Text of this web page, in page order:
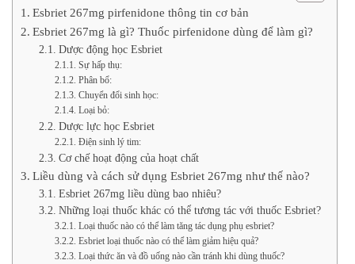
Esbriet 267mg pirfenidone thông tin cơ bản
Esbriet 267mg là gì? Thuốc pirfenidone dùng để làm gì?
Dược động học Esbriet
Sự hấp thụ:
Phân bổ:
Chuyển đổi sinh học:
Loại bỏ:
Dược lực học Esbriet
Điện sinh lý tim:
Cơ chế hoạt động của hoạt chất
Liều dùng và cách sử dụng Esbriet 267mg như thế nào?
Esbriet 267mg liều dùng bao nhiêu?
Những loại thuốc khác có thể tương tác với thuốc Esbriet?
Loại thuốc nào có thể làm tăng tác dụng phụ esbriet?
Esbriet loại thuốc nào có thể làm giảm hiệu quả?
Loại thức ăn và đồ uống nào cần tránh khi dùng thuốc?